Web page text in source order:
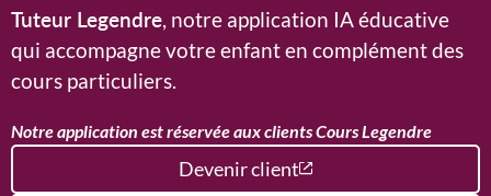
Tuteur Legendre, notre application IA éducative
qui accompagne votre enfant en complément des
cours particuliers.
Notre application est réservée aux clients Cours Legendre
Devenir client